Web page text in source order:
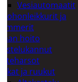
Vesiautomaatit
Ruohonleikkurit ja
trimmerit
hoito
Kastelukannut
Kateharsot
Kukat ja ruukut